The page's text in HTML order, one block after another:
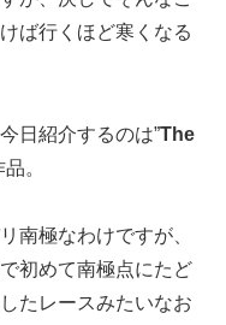
ば行くほど寒くなる
日紹介するのは”The
。
南極なわけですが、
初めて南極点にたど
たレースみたいなお